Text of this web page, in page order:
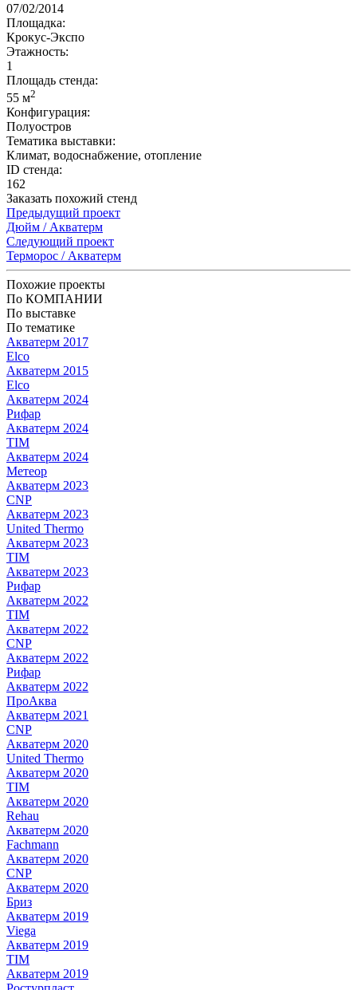
07/02/2014
Площадка:
Крокус-Экспо
Этажность:
1
Площадь стенда:
55 м2
Конфигурация:
Полуостров
Тематика выставки:
Климат, водоснабжение, отопление
ID стенда:
162
Заказать похожий стенд
Предыдущий проект
Дюйм / Акватерм
Следующий проект
Терморос / Акватерм
Похожие проекты
По КОМПАНИИ
По выставке
По тематике
Акватерм 2017
Elco
Акватерм 2015
Elco
Акватерм 2024
Рифар
Акватерм 2024
TIM
Акватерм 2024
Метеор
Акватерм 2023
CNP
Акватерм 2023
United Thermo
Акватерм 2023
TIM
Акватерм 2023
Рифар
Акватерм 2022
TIM
Акватерм 2022
CNP
Акватерм 2022
Рифар
Акватерм 2022
ПроАква
Акватерм 2021
CNP
Акватерм 2020
United Thermo
Акватерм 2020
TIM
Акватерм 2020
Rehau
Акватерм 2020
Fachmann
Акватерм 2020
CNP
Акватерм 2020
Бриз
Акватерм 2019
Viega
Акватерм 2019
TIM
Акватерм 2019